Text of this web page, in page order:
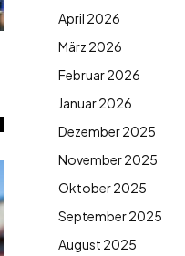
April 2026
März 2026
Februar 2026
Januar 2026
Dezember 2025
November 2025
Oktober 2025
September 2025
August 2025